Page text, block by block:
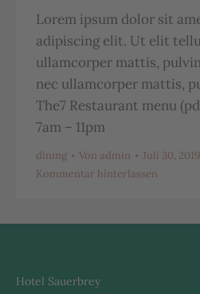
Lorem ipsum dolor sit
adipiscing elit. Ut elit
ullamcorper mattis,
nec ullamcorper mattis,
The7 Restaurant menu
7am – 11pm
dining Von admin
Juli 30, 2019
Kommentar hinterlassen
Hotel Sauerbrey